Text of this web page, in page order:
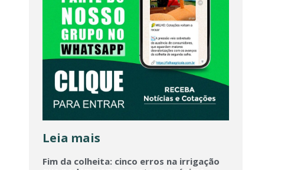
Leia mais
Fim da colheita: cinco erros na irrigação